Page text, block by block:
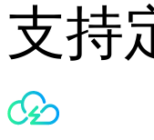
支持